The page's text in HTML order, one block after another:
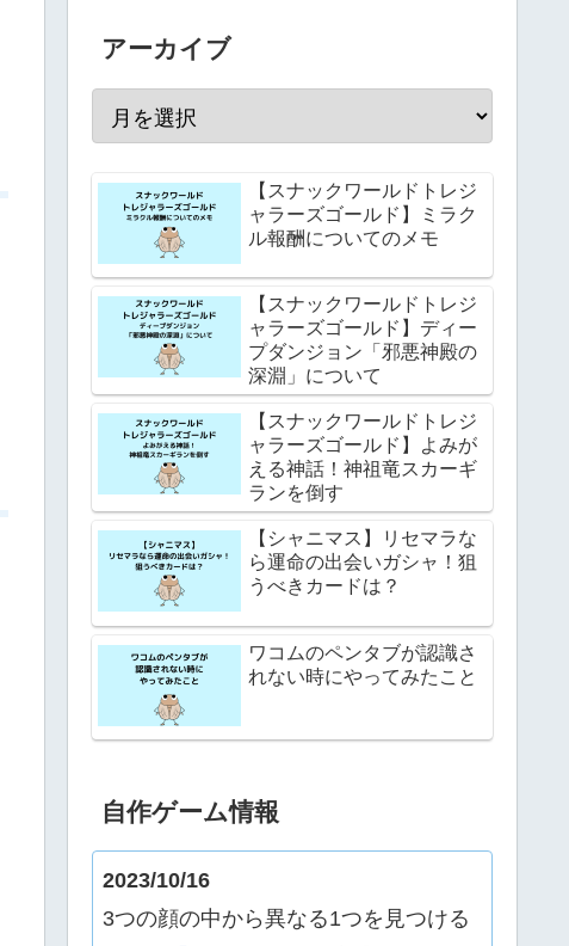
アーカイブ
【スナックワールドトレジ
ャラーズゴールド】ミラク
ル報酬についてのメモ
【スナックワールドトレジ
ャラーズゴールド】ディー
プダンジョン「邪悪神殿の
深淵」について
【スナックワールドトレジ
ャラーズゴールド】よみが
える神話！神祖竜スカーギ
ランを倒す
【シャニマス】リセマラな
ら運命の出会いガシャ！狙
うべきカードは？
ワコムのペンタブが認識さ
れない時にやってみたこと
自作ゲーム情報
2023/10/16
3つの顔の中から異なる1つを見つける